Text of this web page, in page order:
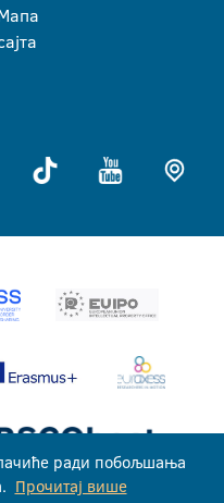
ради побољшања
Прочитај више